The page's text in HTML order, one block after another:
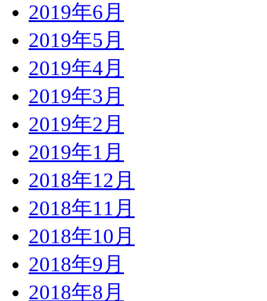
2019年6月
2019年5月
2019年4月
2019年3月
2019年2月
2019年1月
2018年12月
2018年11月
2018年10月
2018年9月
2018年8月